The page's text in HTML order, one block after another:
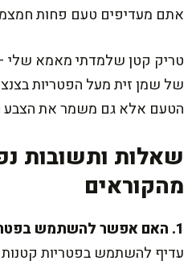
אתם מעדיפים טעם פחות
טריק קטן שלמדתי מאמא שלי
של שמן זית מעל הפטריות
הטעם אלא גם משמר את הצבע
שאלות ותשובות
מהקוראים
1. האם אפשר להשתמש בפטריות גדולות?
עדיף להשתמש בפטריות קטנות